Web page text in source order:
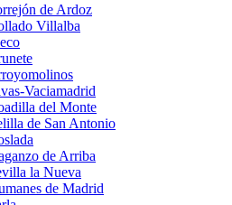
de Ardoz
Villalba
Vaciamadrid
del Monte
de San Antonio
de Arriba
la Nueva
de Madrid